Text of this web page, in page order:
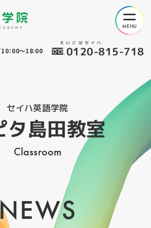
えいごはセイハ
0120-815-718
：00～18:00
セイハ英語学院
タ島田教室
Classroom